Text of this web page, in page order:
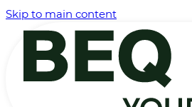
Skip to main content